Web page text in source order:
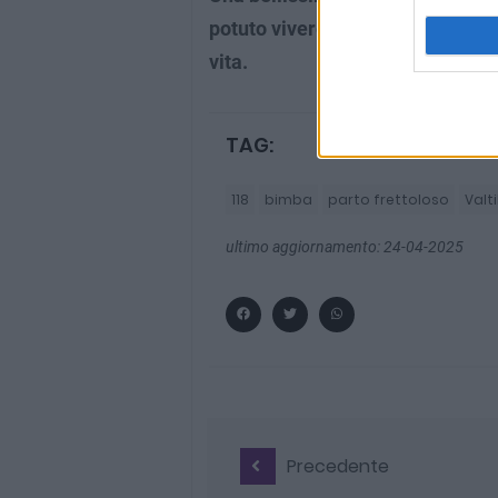
potuto vivere da vicino un
vita.
TAG:
118 bimba parto frettoloso
ultimo aggiornamento: 24-04-2025
Precedente